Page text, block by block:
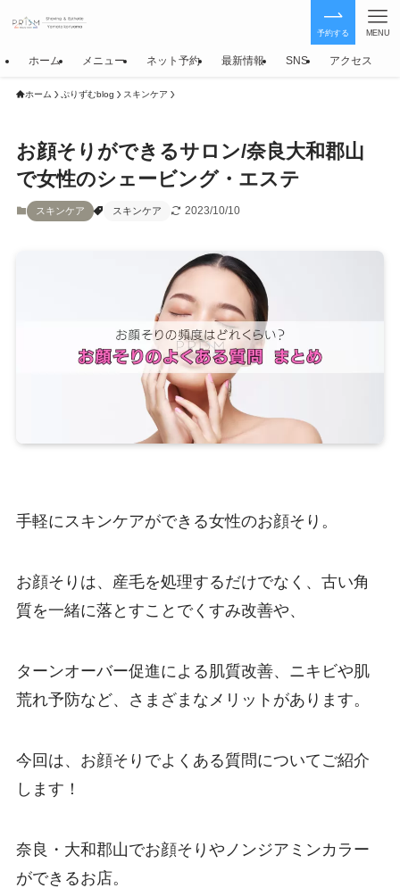
予約する MENU
ホーム メニュー ネット予約 最新情報 SNS アクセス
ホーム ぷりずむblog スキンケア
お顔そりができるサロン/奈良大和郡山
で女性のシェービング・エステ
スキンケア スキンケア 2023/10/10
手軽にスキンケアができる女性のお顔そり。
お顔そりは、産毛を処理するだけでなく、古い角
質を一緒に落とすことでくすみ改善や、
ターンオーバー促進による肌質改善、ニキビや肌
荒れ予防など、さまざまなメリットがあります。
今回は、お顔そりでよくある質問についてご紹介
します！
奈良・大和郡山でお顔そりやノンジアミンカラー
ができるお店。